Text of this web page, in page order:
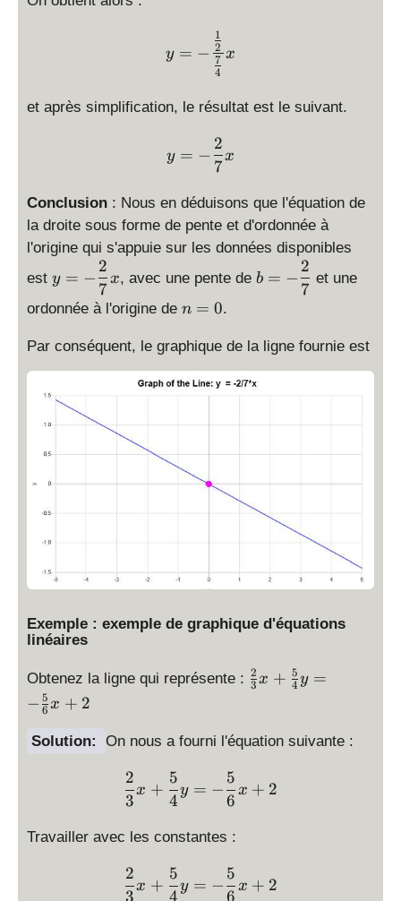
\displaystyle y=-
y = −
4
7
2
1
x
et après simplification, le résultat est le suivant.
\displaystyle y=-
y = −
7
2
x
Conclusion : Nous en déduisons que l'équation de
la droite sous forme de pente et d'ordonnée à
l'origine qui s'appuie sur les données disponibles
est
d
is
la
y
yl
e
-
{
}
{
}
x
y = −
7
2
x, avec une pente de \
d
la
y
st
e
-
\
fr
}
}
b = −
7
2
et une
ordonnée à l'origine de \
is
la
st
e
n
n = 0.
Par conséquent, le graphique de la ligne fournie est
Exemple : exemple de graphique d'équations
linéaires
Obtenez la ligne qui représente : \
fr
c
}
+
3
2 x + 4
5 y =
− 6
5 x + 2
Solution: On nous a fourni l'équation suivante :
\displaystyle
3
2
x +
4
5
y = −
6
5
x + 2
Travailler avec les constantes :
\displaystyle
3
2
x +
4
5
y = −
6
5
x + 2